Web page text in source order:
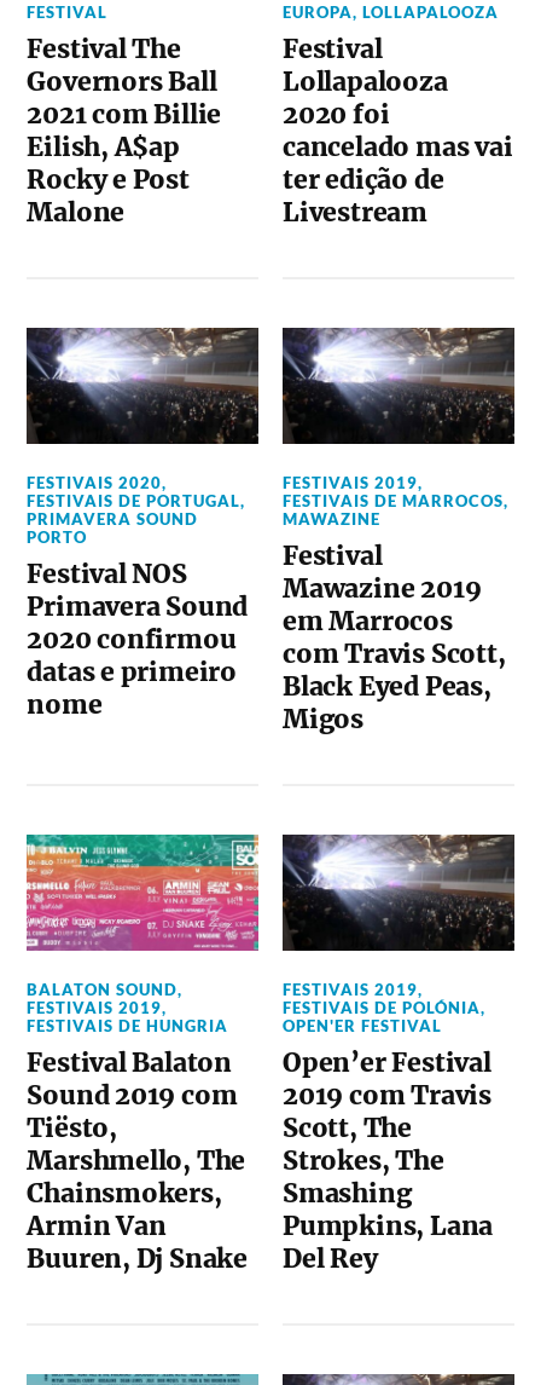
FESTIVAL
Festival The
Governors Ball
2021 com Billie
Eilish, A$ap
Rocky e Post
Malone
EUROPA,LOLLAPALOOZA
Festival
Lollapalooza
2020 foi
cancelado mas vai
ter edição de
Livestream
FESTIVAIS 2020,
FESTIVAIS DE PORTUGAL,
PRIMAVERA SOUND
PORTO
Festival NOS
Primavera Sound
2020 confirmou
datas e primeiro
nome
FESTIVAIS 2019,
FESTIVAIS DE MARROCOS,
MAWAZINE
Festival
Mawazine 2019
em Marrocos
com Travis Scott,
Black Eyed Peas,
Migos
BALATON SOUND,
FESTIVAIS 2019,
FESTIVAIS DE HUNGRIA
Festival Balaton
Sound 2019 com
Tiësto,
Marshmello, The
Chainsmokers,
Armin Van
Buuren, Dj Snake
FESTIVAIS 2019,
FESTIVAIS DE POLÓNIA,
OPEN'ER FESTIVAL
Open’er Festival
2019 com Travis
Scott, The
Strokes, The
Smashing
Pumpkins, Lana
Del Rey